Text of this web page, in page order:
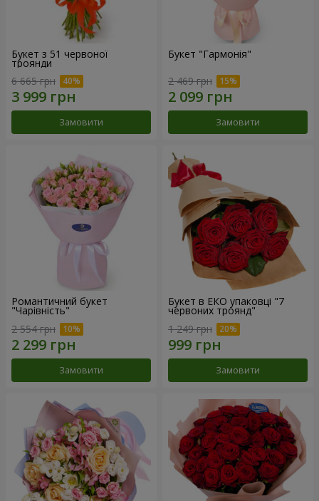
Букет з 51 червоної
троянди
6 665 грн
Замовити
Букет "Гармонія"
2 469 грн
Замовити
Романтичний букет
"Чарівність"
2 554 грн
Замовити
Букет в ЕКО упаковці "7
червоних троянд"
1 249 грн
Замовити